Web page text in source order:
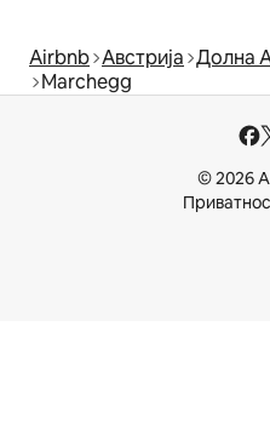
Airbnb Австрија Долна
Marchegg
© 2026